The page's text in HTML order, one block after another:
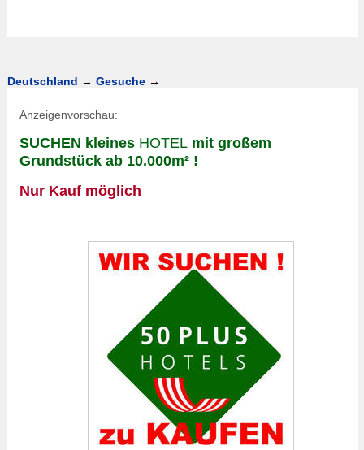
Deutschland → Gesuche →
Anzeigenvorschau:
SUCHEN kleines HOTEL mit großem
Grundstück ab 10.000m² !
Nur Kauf möglich